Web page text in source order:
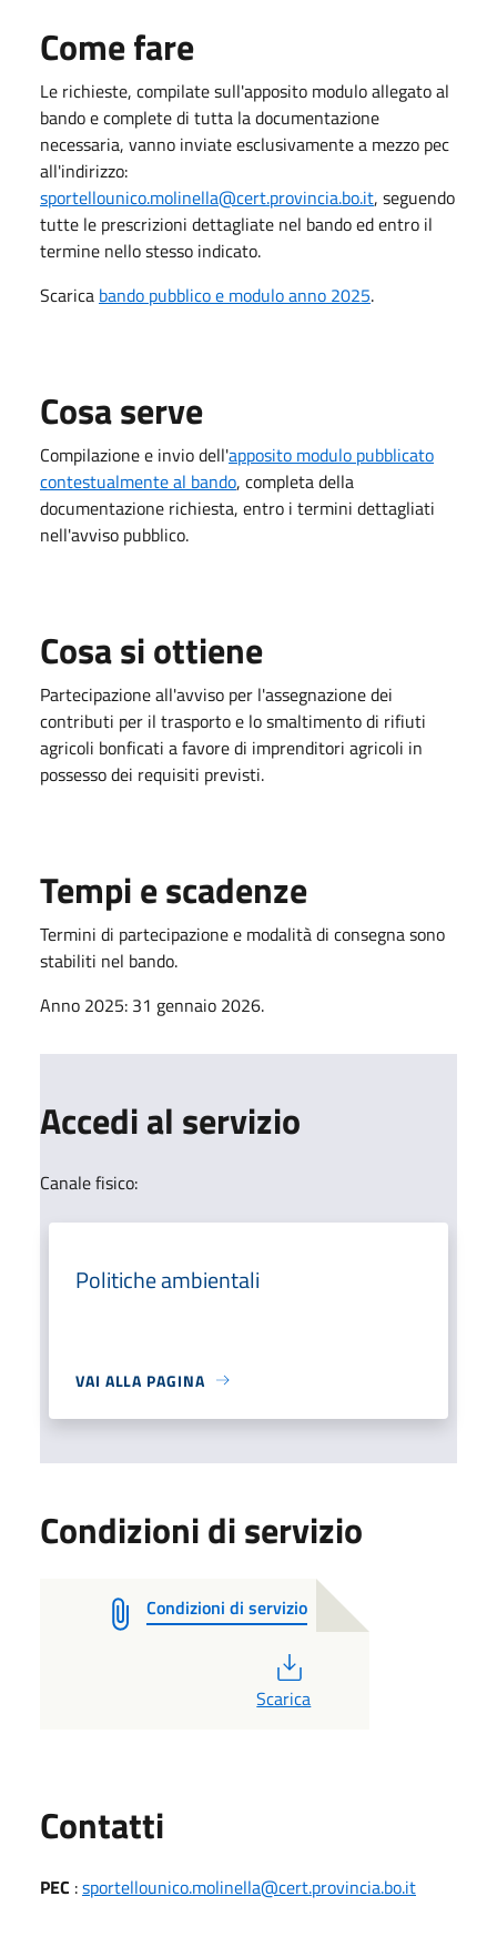
Come fare
Le richieste, compilate sull'apposito modulo allegato al
bando e complete di tutta la documentazione
necessaria, vanno inviate esclusivamente a mezzo pec
all'indirizzo:
sportellounico.molinella@cert.provincia.bo.it, seguendo
tutte le prescrizioni dettagliate nel bando ed entro il
termine nello stesso indicato.
Scarica bando pubblico e modulo anno 2025.
Cosa serve
Compilazione e invio dell'apposito modulo pubblicato
contestualmente al bando, completa della
documentazione richiesta, entro i termini dettagliati
nell'avviso pubblico.
Cosa si ottiene
Partecipazione all'avviso per l'assegnazione dei
contributi per il trasporto e lo smaltimento di rifiuti
agricoli bonficati a favore di imprenditori agricoli in
possesso dei requisiti previsti.
Tempi e scadenze
Termini di partecipazione e modalità di consegna sono
stabiliti nel bando.
Anno 2025: 31 gennaio 2026.
Accedi al servizio
Canale fisico:
Politiche ambientali
VAI ALLA PAGINA
Condizioni di servizio
Condizioni di servizio
Scarica
Contatti
PEC :sportellounico.molinella@cert.provincia.bo.it